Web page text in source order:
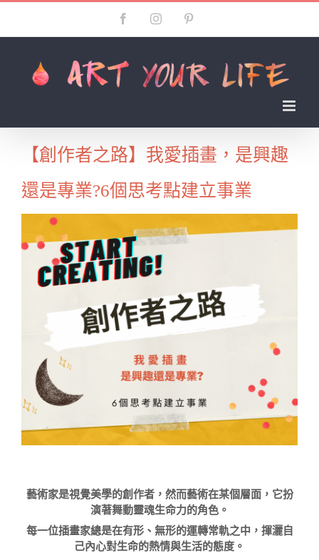
FacebookInstagram
【創作者之路】我愛插畫，是興趣
還是專業?6個思考點建立事業
藝術家是視覺美學的創作者，然而藝術在某個層面，它扮
演著舞動靈魂生命力的角色。
每一位插畫家總是在有形、無形的運轉常軌之中，揮灑自
己內心對生命的熱情與生活的態度。